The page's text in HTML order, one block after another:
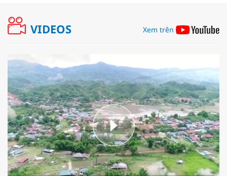
VIDEOS Xem trên